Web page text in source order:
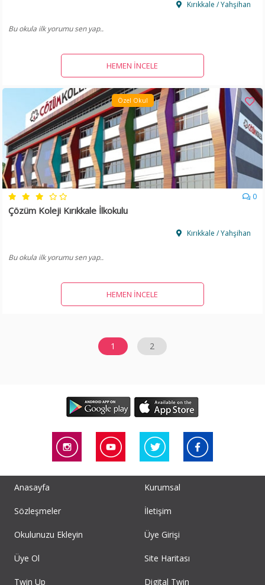
Kırıkkale / Yahşihan
Bu okula ilk yorumu sen yap..
HEMEN İNCELE
Özel Okul
0
Çözüm Koleji Kırıkkale İlkokulu
Kırıkkale / Yahşihan
Bu okula ilk yorumu sen yap..
HEMEN İNCELE
1 2
Anasayfa Kurumsal
Sözleşmeler İletişim
Okulunuzu Ekleyin Üye Girişi
Üye Ol Site Haritası
Twin Up Digital Twin